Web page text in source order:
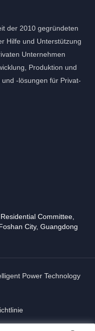
der 2010 gegründeten
Hilfe und Unterstützung
Unternehmen
Produktion und
-lösungen für Privat-
Committee,
City, Guangdong
Power Technology